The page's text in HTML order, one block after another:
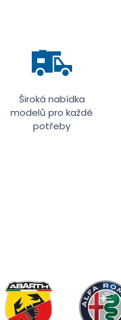
Široká nabídka
modelů pro každé
potřeby